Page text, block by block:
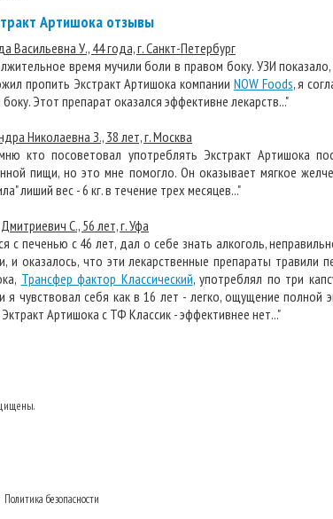
Артишока отзывы
Васильевна У., 44 года, г. Санкт-Петербург
время мучили боли в правом боку. УЗИ
пропить Экстракт Артишока компании NOW Foods, я
Этот препарат оказался эффективне лекарств..."
Николаевна З., 38 лет, г. Москва
кто посоветовал употреблять Экстракт Артишока
пищи, но это мне помогло. Он оказывает мягкое
лиший вес - 6 кг. в течение трех месяцев..."
С., 56 лет, г. Уфа
с печенью с 46 лет, дал о себе знать алкоголь,
и оказалось, что эти лекарственные препараты травили
Трансфер фактор Классический, употреблял по три
я чувствовал себя как в 16 лет - легко, ощущение полной
Артишока с ТФ Классик - эффективнее нет..."
Политика безопасности